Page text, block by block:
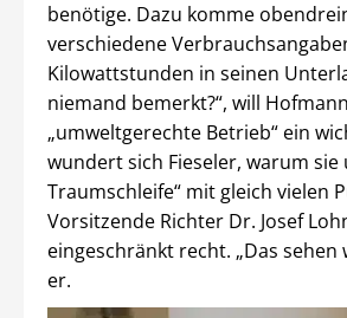
benötige. Dazu komme
verschiedene
Kilowattstunden in seinen
niemand bemerkt?“, will
„umweltgerechte Betrieb“ ein
wundert sich Fieseler, warum
Traumschleife“ mit gleich vielen
Vorsitzende Richter Dr. Josef
eingeschränkt recht. „Das
er.